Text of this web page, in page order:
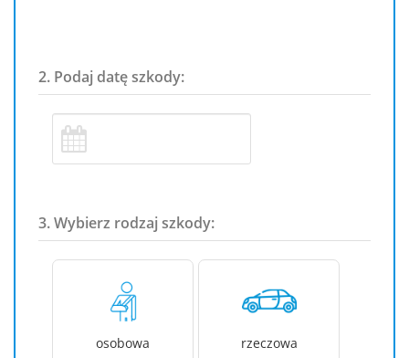
2. Podaj datę szkody:
3. Wybierz rodzaj szkody:
osobowa rzeczowa